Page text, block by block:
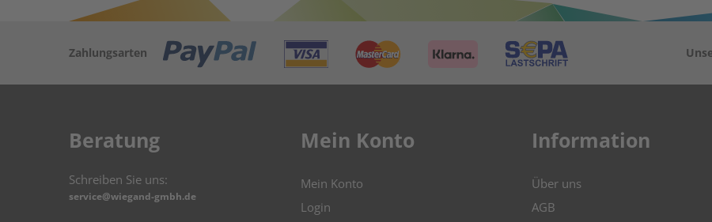
Zahlungsarten
Beratung
Schreiben Sie uns:
service@wiegand-gmbh.de
Mein Konto
Mein Konto
Login
Information
Über uns
AGB